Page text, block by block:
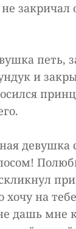
закричал
петь,
и
на
дашь мне